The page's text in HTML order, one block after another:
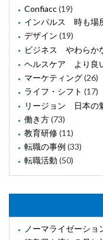
Confiacc(19)
インパルス 時も場
デザイン (19)
ビジネス やわらか
ヘルスケア より良
マーケティング(26)
ライフ・シフト (17)
リージョン 日本の
働き方(73)
教育研修(11)
転職の事例 (33)
転職活動 (50)
ノーマライゼーショ